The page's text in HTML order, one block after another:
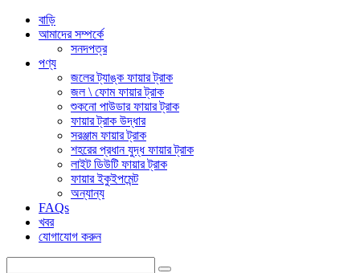
বাড়ি
আমাদের সম্পর্কে
সনদপত্র
পণ্য
জলের ট্যাঙ্ক ফায়ার ট্রাক
জল \ ফোম ফায়ার ট্রাক
শুকনো পাউডার ফায়ার ট্রাক
ফায়ার ট্রাক উদ্ধার
সরঞ্জাম ফায়ার ট্রাক
শহরের প্রধান যুদ্ধ ফায়ার ট্রাক
লাইট ডিউটি ​​ফায়ার ট্রাক
ফায়ার ইকুইপমেন্ট
অন্যান্য
FAQs
খবর
যোগাযোগ করুন